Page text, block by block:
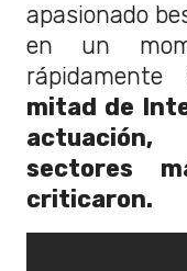
apasionado
en un
mitad de
sectores
criticaron.